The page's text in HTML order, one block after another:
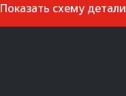
Показать схему детали